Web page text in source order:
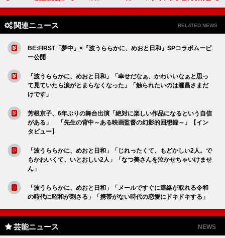
関連ニュース RELATED NEWS
BE:FIRST「夢中」×『波うららかに、めおと日和』SPコラボムービ
ー公開
「波うららかに、めおと日和」「幸せだなぁ、かわいいなぁと思っ
て見ていたら涙がとまらなくなった」「触られたいのは瀧昌さまだ
けです」
芳根京子、6年ぶりの舞台出演「絶対に楽しい作品になるという自信
がある」 「先生の背中～ある映画監督の幻影的回想録～」【イン
タビュー】
「波うららかに、めおと日和」「じれったくて、もどかしい2人。で
もかわいくて、いとおしい2人」「なつ美さんを泣かせちゃいけませ
ん」
「波うららかに、めおと日和」「メールですぐに連絡が取れる令和
の時代に昭和が刺さる」「携帯がない時代の恋愛にドキドキする」
芸能ニュース NEWS